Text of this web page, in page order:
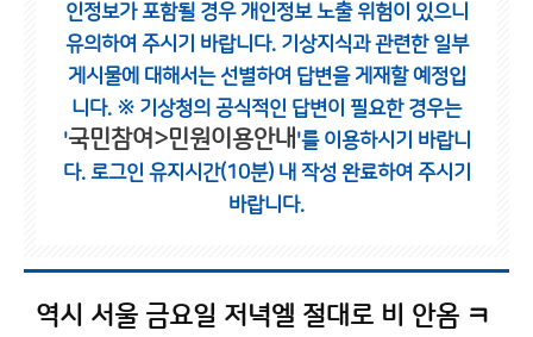
인정보가 포함될 경우 개인정보 노출 위험이 있으니
유의하여 주시기 바랍니다. 기상지식과 관련한 일부
게시물에 대해서는 선별하여 답변을 게재할 예정입
니다. ※ 기상청의 공식적인 답변이 필요한 경우는
'국민참여>민원이용안내 '를 이용하시기 바랍니
다. 로그인 유지시간(10분) 내 작성 완료하여 주시기
바랍니다.
역시 서울 금요일 저녁엘 절대로 비 안옴 ㅋ